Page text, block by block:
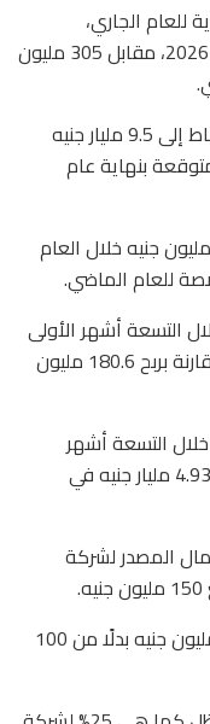
للعام الجاري،
بمستهدف ربح 420 مليون جنيه خلال عام 2026، مقابل 305 مليون
وأضافت أنها تستهدف زيادة إيرادات النشاط إلى 9.5 مليار جنيه
8.4 مليار جنيه متوقعة بنهاية عام
فيما قدرت الموازنة الرأسمالية بنحو 595 مليون جنيه خلال العام
شركة غاز مصر بنسبة 25% خلال التسعة أشهر الأولى
من العام الماضي، بتصل 225.2 مليون، مقارنة بربح 180.6 مليون
5.82 مليار جنيه خلال التسعة أشهر
الأولى من العام الماضي، مقابل إيرادات 4.93 مليار جنيه في
المصدر لشركة
ويصبح رأسمال الشركة بعد الزيادة 250 مليون جنيه بدلًا من 100